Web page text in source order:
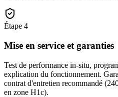
Étape 4
Mise en service et garanties
Test de performance in-situ,
explication du fonctionnement.
contrat d'entretien recommandé
en zone H1c).